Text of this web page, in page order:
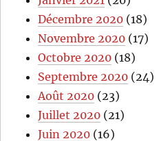
Décembre 2020 (18)
Novembre 2020 (17)
Octobre 2020 (18)
Septembre 2020 (24)
Août 2020 (23)
Juillet 2020 (21)
Juin 2020 (16)